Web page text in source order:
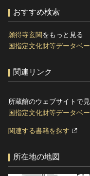
おすすめ検索
願得寺玄関 をもっと見る
国指定文化財等データベ
関連リンク
所蔵館のウェブサイトで
国指定文化財等データベ
関連する書籍を探す
所在地の地図